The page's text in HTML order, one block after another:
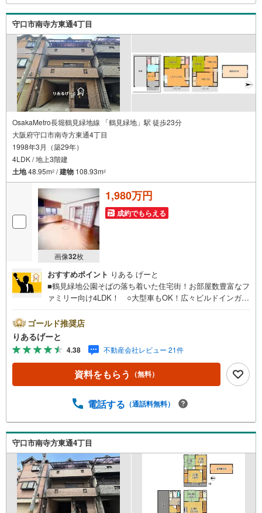
タッフがお悩みに合わせてお話をうかがい、お客さまにぴ
ったりの提案を行います！■その他:物件相談、住宅ローン
相談、ご質問、気になること、何でもお気軽にご相談くだ
さい！
守口市南寺方東通4丁目
OsakaMetro長堀鶴見緑地線 「鶴見緑地」駅 徒歩23分
大阪府守口市南寺方東通4丁目
1998年3月（築29年）
4LDK / 地上3階建
土地48.95m2 /建物 108.93m2
画像32枚
1,980万円
成約でもらえる
おすすめポイント りある げーと
■鶴見緑地公園そばの落ち着いた住宅街！お部屋数豊富なフ
ァミリー向け4LDK！ ○大型車もOK！広々ビルドインガレ
モールも近くにありますよ！■物件検討中のお客さま！ちょ
っと見学してみたいだけなどでも内覧可能です！売主さま
の都合等で見学ができない場合がございます。お気軽に
「りあるげーと」までお問合わせ下さい！■「りあるげー
と」が選ばれるポイント！■年中休まず営業中！いつでも対
応致します！・営業時間:9:00～21:00上記の時間帯は、お
相談、承ります！■【無料送迎】「小さなお子さまをつれて
ご相談ください！営業スタッフがご自宅に伺って送迎致し
ます！【リフォーム相談】資格を持った専門スタッフがお
悩みに合わせてお話をうかがい、お客さまにぴったりの提
案を行います！■その他:物件相談、住宅ローン相談、ご質
問、気になること、何でもお気軽にご相談ください！
ゴールド推奨店
りあるげーと
4.38 不動産会社レビュー 21件
資料をもらう （無料）
電話する （通話料無料）
守口市南寺方東通4丁目